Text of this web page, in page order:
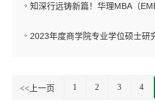
知深行远铸新篇！华理MBA（
2023年度商学院专业学位硕士研
<<上一页 1 2 3 4